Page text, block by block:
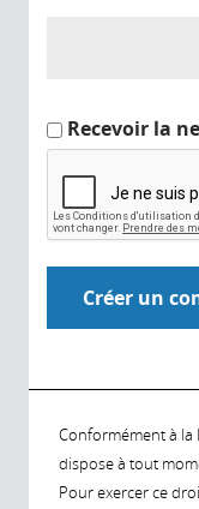
Recevoir la
Conformément à la
dispose à tout
Pour exercer ce